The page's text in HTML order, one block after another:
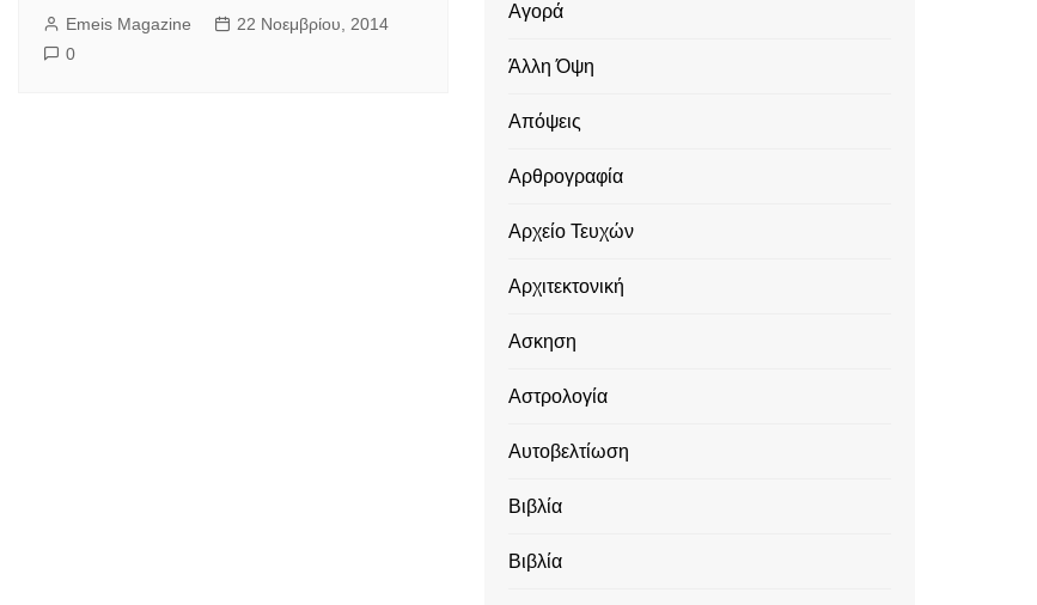
Emeis Magazine
22 Νοεμβρίου, 2014
0
Αγορά
Άλλη Όψη
Απόψεις
Αρθρογραφία
Αρχείο Τευχών
Αρχιτεκτονική
Ασκηση
Αστρολογία
Αυτοβελτίωση
Βιβλία
Βιβλία